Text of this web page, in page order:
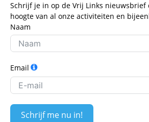
Schrijf je in op de Vrij Links
hoogte van al onze activiteiten en
Naam
Email
Schrijf me nu in!